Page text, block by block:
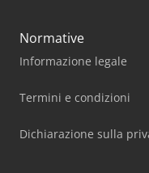
Normative
Informazione legale
Termini e condizioni
Dichiarazione sulla